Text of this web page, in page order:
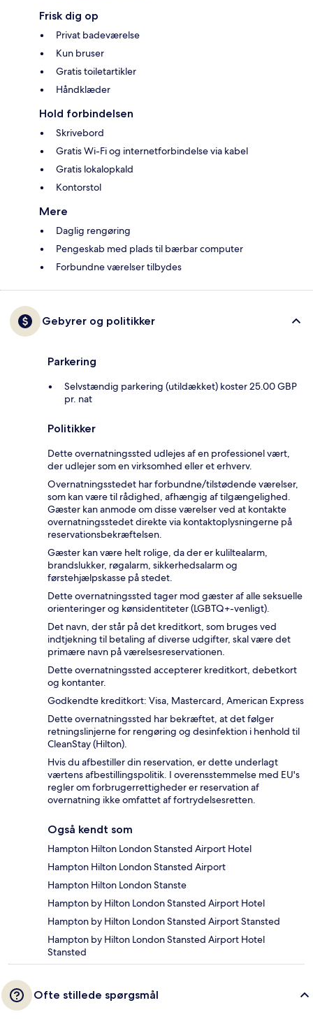
Frisk dig op
Privat badeværelse
Kun bruser
Gratis toiletartikler
Håndklæder
Hold forbindelsen
Skrivebord
Gratis Wi-Fi og internetforbindelse via kabel
Gratis lokalopkald
Kontorstol
Mere
Daglig rengøring
Pengeskab med plads til bærbar computer
Forbundne værelser tilbydes
Gebyrer og politikker
Parkering
Selvstændig parkering (utildækket) koster 25.00 GBP
pr. nat
Politikker
Dette overnatningssted udlejes af en professionel vært,
der udlejer som en virksomhed eller et erhverv.
Overnatningsstedet har forbundne/tilstødende værelser,
som kan være til rådighed, afhængig af tilgængelighed.
Gæster kan anmode om disse værelser ved at kontakte
overnatningsstedet direkte via kontaktoplysningerne på
reservationsbekræftelsen.
Gæster kan være helt rolige, da der er kuliltealarm,
brandslukker, røgalarm, sikkerhedsalarm og
førstehjælpskasse på stedet.
Dette overnatningssted tager mod gæster af alle seksuelle
orienteringer og kønsidentiteter (LGBTQ+-venligt).
Det navn, der står på det kreditkort, som bruges ved
indtjekning til betaling af diverse udgifter, skal være det
primære navn på værelsesreservationen.
Dette overnatningssted accepterer kreditkort, debetkort
og kontanter.
Godkendte kreditkort: Visa, Mastercard, American Express
Dette overnatningssted har bekræftet, at det følger
retningslinjerne for rengøring og desinfektion i henhold til
CleanStay (Hilton).
Hvis du afbestiller din reservation, er dette underlagt
værtens afbestillingspolitik. I overensstemmelse med EU's
regler om forbrugerrettigheder er reservation af
overnatning ikke omfattet af fortrydelsesretten.
Også kendt som
Hampton Hilton London Stansted Airport Hotel
Hampton Hilton London Stansted Airport
Hampton Hilton London Stanste
Hampton by Hilton London Stansted Airport Hotel
Hampton by Hilton London Stansted Airport Stansted
Hampton by Hilton London Stansted Airport Hotel
Stansted
Ofte stillede spørgsmål